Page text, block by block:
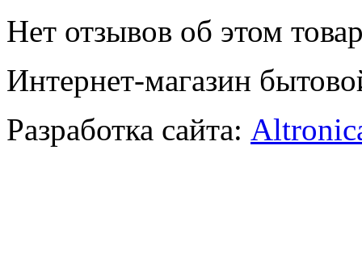
Нет отзывов об этом
Интернет-магазин
Разработка сайта: